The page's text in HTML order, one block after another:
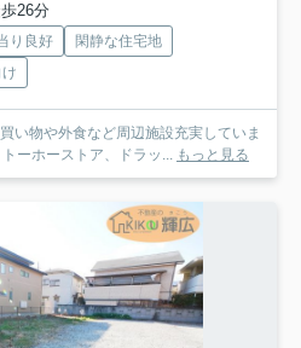
26分
り良好
閑静な住宅地
い物や外食など周辺施設充実していま
ーホーストア、ドラッ... もっと見る